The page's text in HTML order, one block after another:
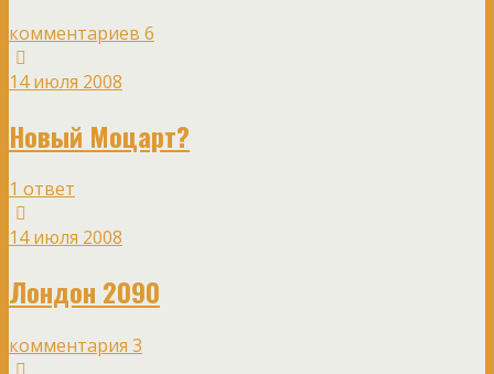
комментариев 6
14 июля 2008
Новый Моцарт?
1 ответ
14 июля 2008
Лондон 2090
комментария 3